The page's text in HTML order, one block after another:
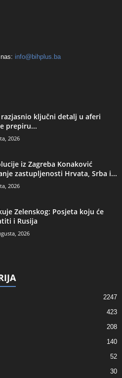
info@bihplus.ba
razjasnio ključni detalj u aferi
prepiru...
2026
iz Zagreba Konaković
zastupljenosti Hrvata, Srba i...
2026
Zelenskog: Posjeta koju će
i Rusija
2026
2247
423
208
140
52
30